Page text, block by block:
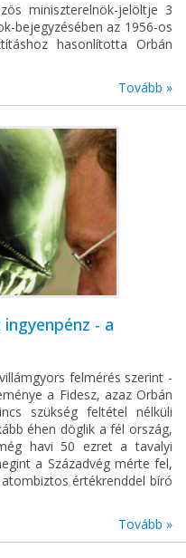
miniszterelnök-jelöltje 3
bejegyzésében az 1956-os
hasonlította Orbán
Tovább »
- a
felmérés szerint -
a Fidesz, azaz Orbán
szükség feltétel nélküli
éhen döglik a fél ország,
havi 50 ezret a tavalyi
a Századvég mérte fel,
értékrenddel bíró
Tovább »